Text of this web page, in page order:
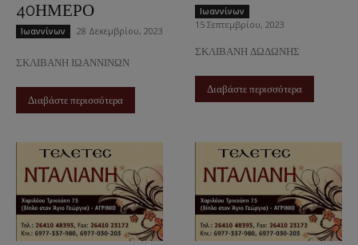
40ΗΜΕΡΟ
Ιωαννίνων 28 Δεκεμβρίου, 2023
ΣΚΛΙΒΑΝΗ ΙΩΑΝΝΙΝΩΝ
Διαβάστε περισσότερα
Ιωαννίνων
15 Σεπτεμβρίου, 2023
ΣΚΛΙΒΑΝΗ ΔΩΔΩΝΗΣ
Διαβάστε περισσότερα